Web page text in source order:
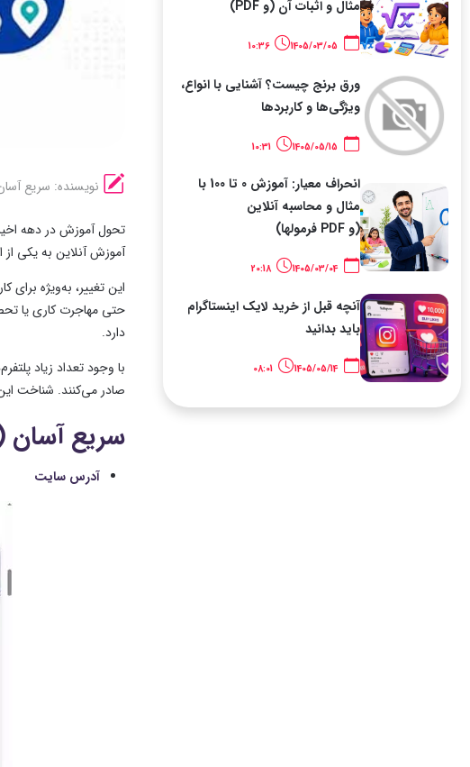
مثال و اثبات آن (و PDF)
10:36
ورق برنج چیست؟ آشنایی با انواع،
ویژگی‌ها و کاربردها
10:31
انحراف معیار: آموزش 0 تا 100 با
مثال و محاسبه آنلاین
(و PDF فرمولها)
1405/03/04
20:18
آنچه قبل از خرید لایک اینستاگرام
باید بدانید
1405/05/14
08:01
نویسنده: سریع
تحول آموزش در دهه
آموزش آنلاین به یکی
این تغییر، به‌ویژه
حتی مهاجرت کاری یا
دارد.
با وجود تعداد زیاد
صادر می‌کنند. شناخت
سریع آسان
آدرس سایت